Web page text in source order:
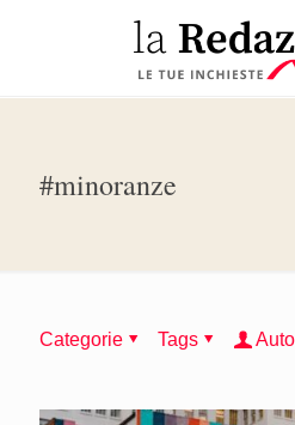
#minoranze
Categorie Tags